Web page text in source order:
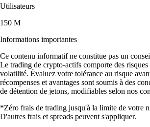
Utilisateurs
150 M
Informations importantes
Ce contenu informatif ne constitue pas un
Le trading de crypto-actifs comporte des risques
volatilité. Évaluez votre tolérance au risque
récompenses et avantages sont soumis à des
de détention de jetons, modifiables selon nos
*Zéro frais de trading jusqu'à la limite de votre
D'autres frais et spreads peuvent s'appliquer.